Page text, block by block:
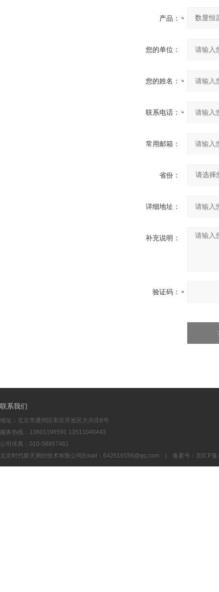
产品：
您的单位：
您的姓名：
联系电话：
常用邮箱：
省份：
详细地址：
补充说明：
验证码：
联系我们
地址：北京市通州区宋庄开发区大兴庄6号
服务热线：13601196591 13511040443
公司传真：010-58857461
北京时代新天测控技术有限公司Email： 642616556@qq.com | 备案号： 京ICP